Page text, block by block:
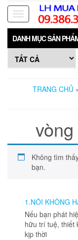
Skip
the
content
Toggle
navigation
DANH MỤC SẢN
TRANG CHỦ
Không tìm
bạn.
1.NÓI KHÔNG
Nếu bạn phát
hữu trí tuệ, thiết
kịp thời